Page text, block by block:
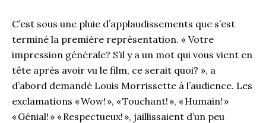
C’est sous une pluie d’applaudissements que s’est
terminé la première représentation. « Votre
impression générale? S’il y a un mot qui vous vient en
tête après avoir vu le film, ce serait quoi? », a
d’abord demandé Louis Morrissette à l’audience. Les
exclamations « Wow! », « Touchant! », « Humain! »
« Génial! » « Respectueux! », jaillissaient d’un peu